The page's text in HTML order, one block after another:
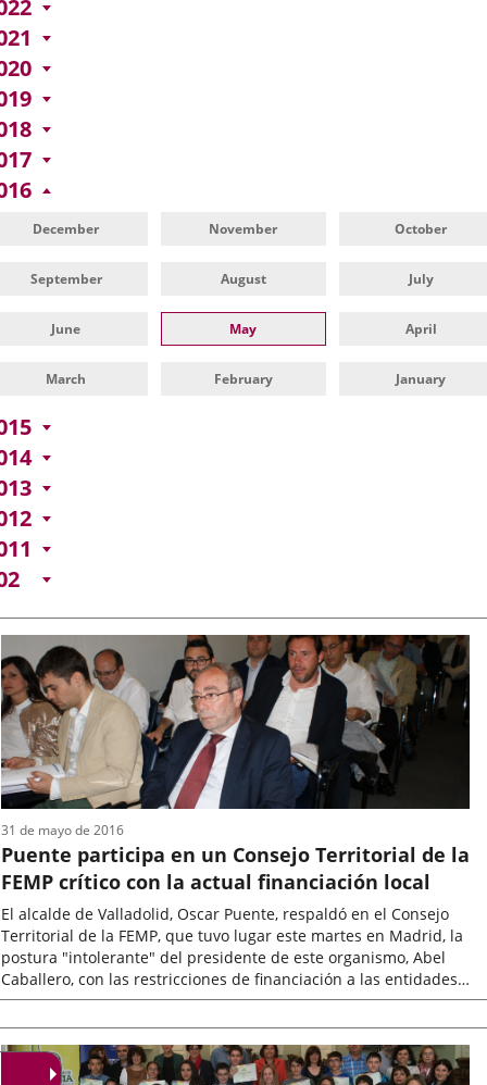
December November October
September August July
June May April
March February January
Puente participa en un Consejo Territorial de la
FEMP crítico con la actual financiación local
El alcalde de Valladolid, Oscar Puente, respaldó en el Consejo
Territorial de la FEMP, que tuvo lugar este martes en Madrid, la
postura "intolerante" del presidente de este organismo, Abel
Caballero, con las restricciones de financiación a las entidades
locales...
de
la
31 de mayo de 2016